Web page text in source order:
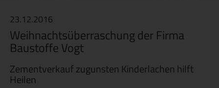
23.12.2016
Weihnachtsüberraschung der Firma
Baustoffe Vogt
Zementverkauf zugunsten Kinderlachen hilft
Heilen